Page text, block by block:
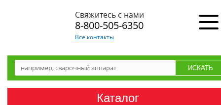
Свяжитесь с нами
8-800-505-6350
Все контакты
Каталог